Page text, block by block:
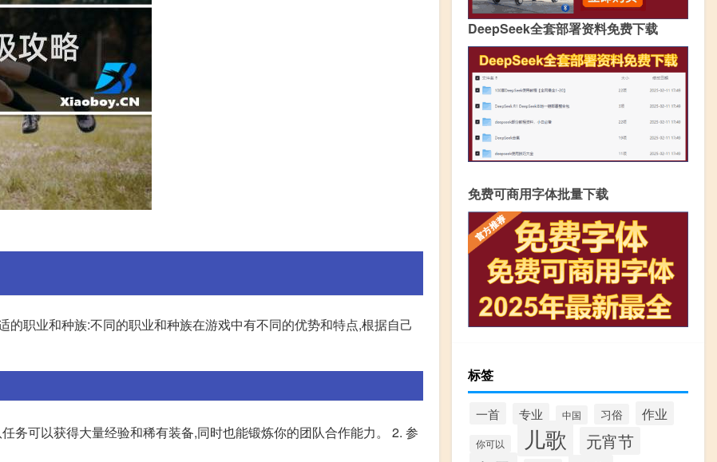
职业和种族:不同的职业和种族在游戏中有不同的优势和特点,根据自己
务可以获得大量经验和稀有装备,同时也能锻炼你的团队合作能力。 2. 参
DeepSeek全套部署资料免费下载
免费可商用字体批量下载
标签
一首 专业 中国 习俗 作业
你可以 儿歌 元宵节